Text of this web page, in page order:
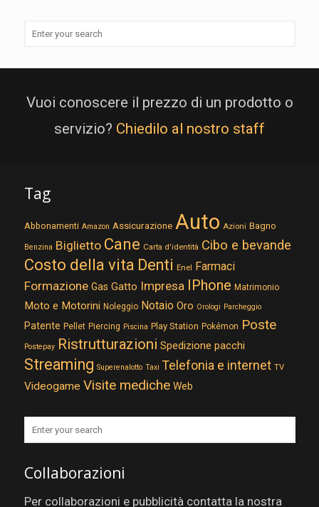
Vuoi conoscere il prezzo di un prodotto o
servizio? Chiedilo al nostro staff
Tag
Abbonamenti Amazon Assicurazione Auto Azioni Bagno
Benzina Biglietto Cane Carta d'identità Cibo e bevande
Costo della vita Denti Enel Farmaci
Formazione Gas Gatto Impresa IPhone Matrimonio
Moto e Motorini Noleggio Notaio Oro Orologi Parcheggio
Patente Pellet Piercing Piscina Play Station Pokémon Poste
Postepay Ristrutturazioni Spedizione pacchi
Streaming Superenalotto Taxi Telefonia e internet TV
Videogame Visite mediche Web
Collaborazioni
Per collaborazioni e pubblicità contatta la nostra